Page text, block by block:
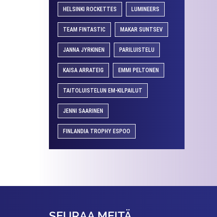
HELSINKI ROCKETTES LUMINEERS
TEAM FINTASTIC MAKAR SUNTSEV
JANNA JYRKINEN PARILUISTELU
KAISA ARRATEIG EMMI PELTONEN
TAITOLUISTELUN EM-KILPAILUT
JENNI SAARINEN
FINLANDIA TROPHY ESPOO